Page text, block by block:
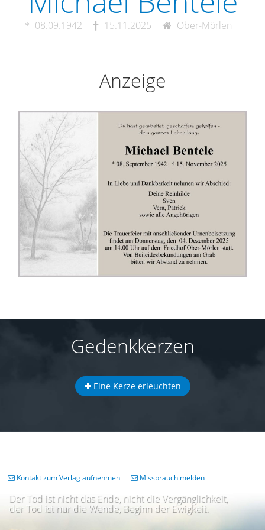
08.09.1942 15.11.2025 Ober-Mörlen
Anzeige
Gedenkkerzen
Eine Kerze erleuchten
Der Tod ist nicht das Ende, nicht die Vergänglichkeit,
der Tod ist nur die Wende, Beginn der Ewigkeit.
Kontakt zum Verlag aufnehmen Missbrauch melden